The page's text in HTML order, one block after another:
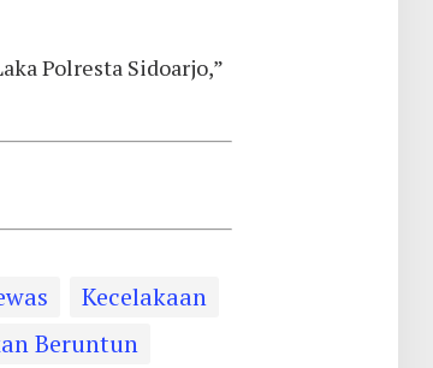
Polresta Sidoarjo,”
Kecelakaan
Beruntun